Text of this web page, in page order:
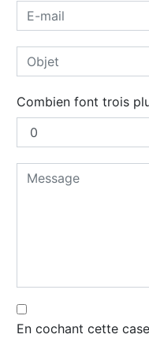
Combien font trois
En cochant cette